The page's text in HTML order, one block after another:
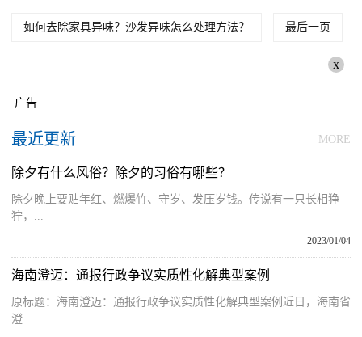
如何去除家具异味？沙发异味怎么处理方法？ 最后一页
x
广告
最近更新 MORE
除夕有什么风俗？除夕的习俗有哪些？
除夕晚上要贴年红、燃爆竹、守岁、发压岁钱。传说有一只长相狰
狞，...
2023/01/04
海南澄迈：通报行政争议实质性化解典型案例
原标题：海南澄迈：通报行政争议实质性化解典型案例近日，海南省
澄...